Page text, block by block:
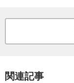
関連記事